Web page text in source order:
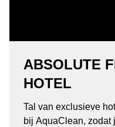
ABSOLUTE
HOTEL
Tal van exclusieve
bij AquaClean, zodat